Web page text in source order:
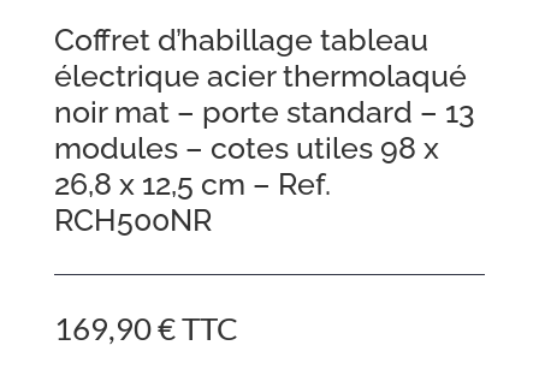
Coffret d’habillage tableau
électrique acier thermolaqué
noir mat – porte standard – 13
modules – cotes utiles 98 x
26,8 x 12,5 cm – Ref.
RCH500NR
169,90€TTC